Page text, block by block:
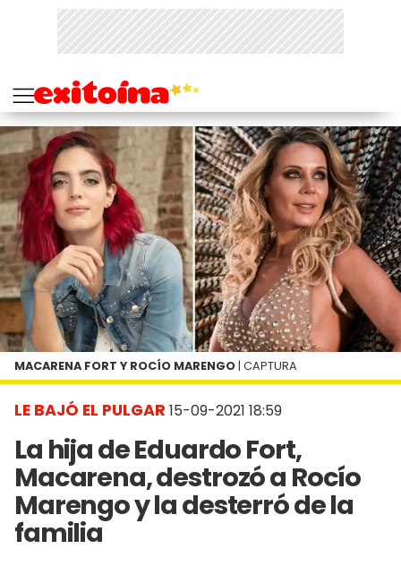
LE BAJÓ EL PULGAR 15-09-2021 18:59
La hija de Eduardo Fort,
Macarena, destrozó a Rocío
Marengo y la desterró de la
familia
MACARENA FORT Y ROCÍO MARENGO | CAPTURA